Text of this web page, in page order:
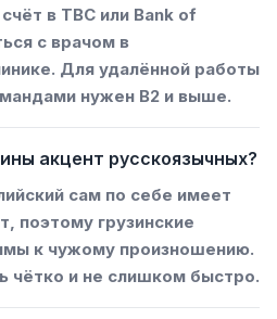
в TBC или Bank of
с врачом в
Для удалённой работы
нужен B2 и выше.
акцент русскоязычных?
сам по себе имеет
поэтому грузинские
к чужому произношению.
чётко и не слишком быстро.